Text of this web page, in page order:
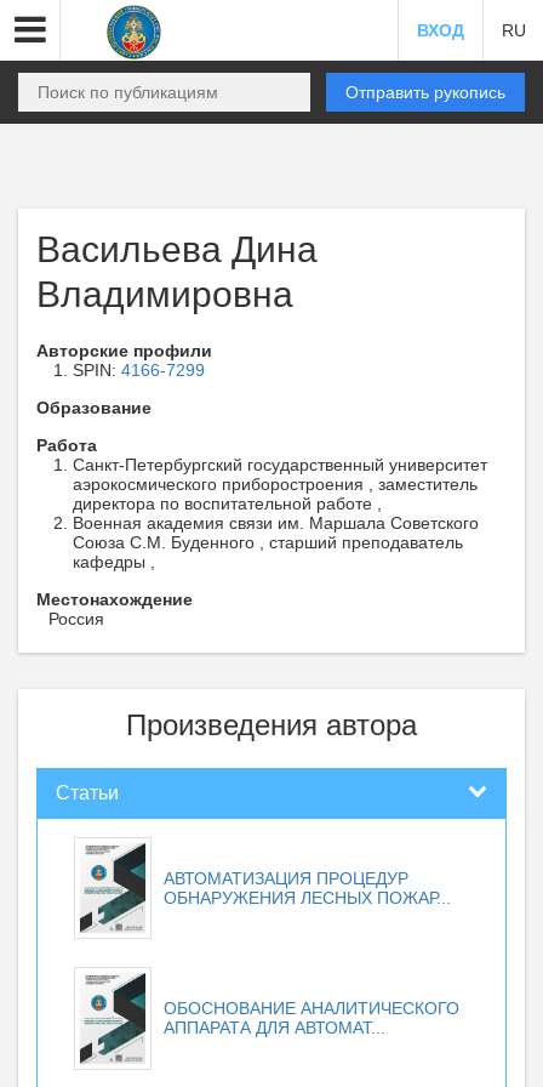
ВХОД RU
Отправить рукопись
Васильева Дина
Владимировна
Авторские профили
SPIN: 4166-7299
Образование
Работа
Санкт-Петербургский государственный университет
аэрокосмического приборостроения , заместитель
директора по воспитательной работе ,
Военная академия связи им. Маршала Советского
Союза С.М. Буденного , старший преподаватель
кафедры ,
Местонахождение
Россия
Произведения автора
Статьи
АВТОМАТИЗАЦИЯ ПРОЦЕДУР
ОБНАРУЖЕНИЯ ЛЕСНЫХ ПОЖАР...
ОБОСНОВАНИЕ АНАЛИТИЧЕСКОГО
АППАРАТА ДЛЯ АВТОМАТ...